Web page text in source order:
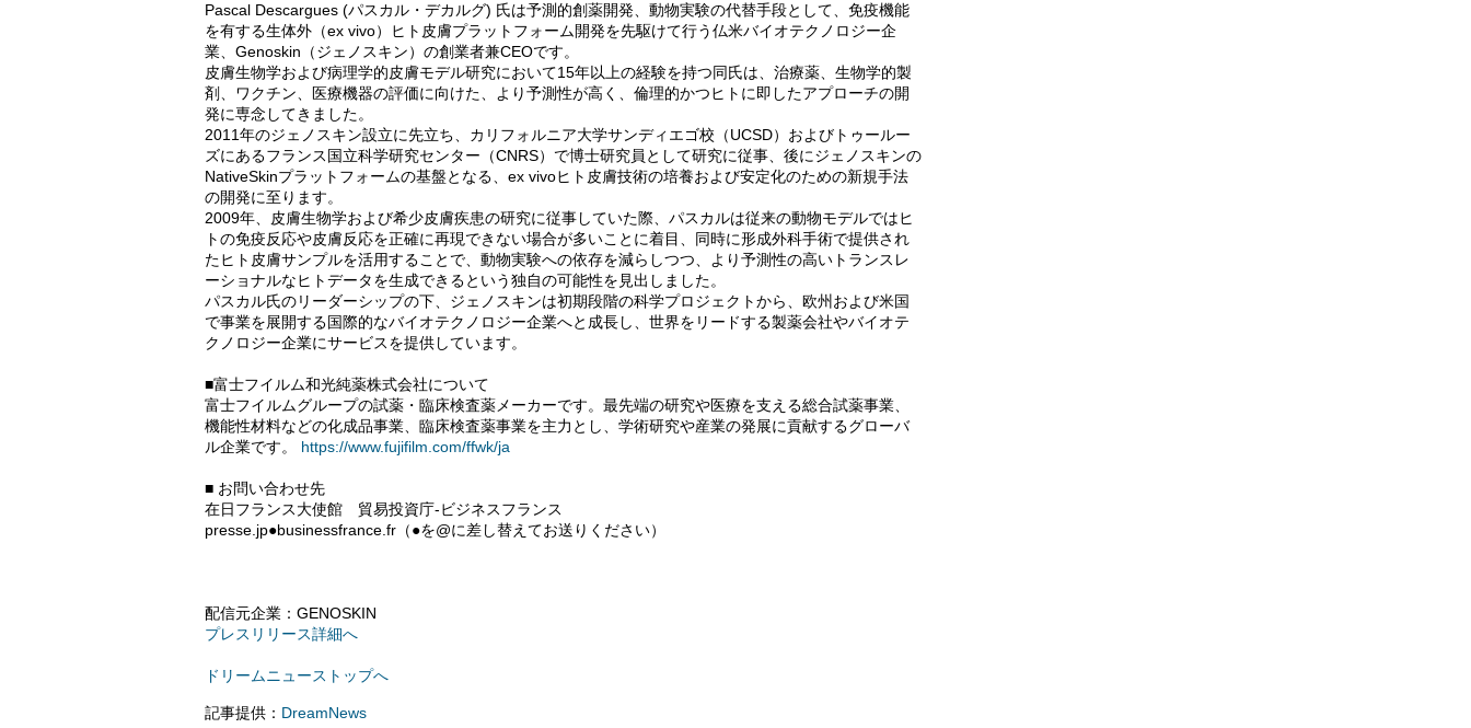
Pascal Descargues (パスカル・デカルグ) 氏は予測的創薬開発、動物実験の代替手段として、免疫機能
を有する生体外（ex vivo）ヒト皮膚プラットフォーム開発を先駆けて行う仏米バイオテクノロジー企
業、Genoskin（ジェノスキン）の創業者兼CEOです。
皮膚生物学および病理学的皮膚モデル研究において15年以上の経験を持つ同氏は、治療薬、生物学的製
剤、ワクチン、医療機器の評価に向けた、より予測性が高く、倫理的かつヒトに即したアプローチの開
発に専念してきました。
2011年のジェノスキン設立に先立ち、カリフォルニア大学サンディエゴ校（UCSD）およびトゥールー
ズにあるフランス国立科学研究センター（CNRS）で博士研究員として研究に従事、後にジェノスキンの
NativeSkinプラットフォームの基盤となる、ex vivoヒト皮膚技術の培養および安定化のための新規手法
の開発に至ります。
2009年、皮膚生物学および希少皮膚疾患の研究に従事していた際、パスカルは従来の動物モデルではヒ
トの免疫反応や皮膚反応を正確に再現できない場合が多いことに着目、同時に形成外科手術で提供され
たヒト皮膚サンプルを活用することで、動物実験への依存を減らしつつ、より予測性の高いトランスレ
ーショナルなヒトデータを生成できるという独自の可能性を見出しました。
パスカル氏のリーダーシップの下、ジェノスキンは初期段階の科学プロジェクトから、欧州および米国
で事業を展開する国際的なバイオテクノロジー企業へと成長し、世界をリードする製薬会社やバイオテ
クノロジー企業にサービスを提供しています。
■富士フイルム和光純薬株式会社について
富士フイルムグループの試薬・臨床検査薬メーカーです。最先端の研究や医療を支える総合試薬事業、
機能性材料などの化成品事業、臨床検査薬事業を主力とし、学術研究や産業の発展に貢献するグローバ
ル企業です。 https://www.fujifilm.com/ffwk/ja
■ お問い合わせ先
在日フランス大使館 貿易投資庁-ビジネスフランス
presse.jp●businessfrance.fr（●を@に差し替えてお送りください）
配信元企業：GENOSKIN
プレスリリース詳細へ
ドリームニューストップへ
記事提供： DreamNews